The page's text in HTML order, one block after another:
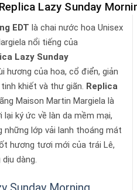
Lazy Sunday
EDT là chai nước hoa Unisex
nổi tiếng của
Lazy Sunday
hương của hoa, cổ điển, giản
khiết và thư giãn. Replica
Maison Martin Margiela là
ký ức về làn da mềm mại,
lớp vải lanh thoáng mát
hương tươi mới của trái Lê,
dàng.